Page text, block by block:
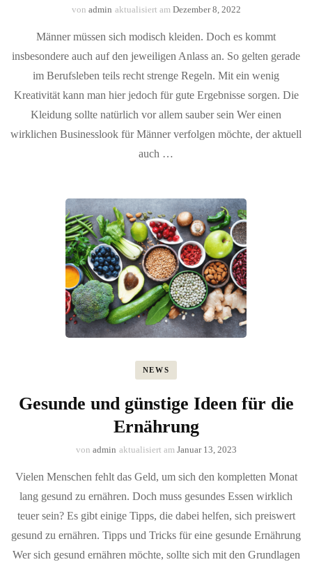
von admin aktualisiert am Dezember 8, 2022
Männer müssen sich modisch kleiden. Doch es kommt
insbesondere auch auf den jeweiligen Anlass an. So gelten gerade
im Berufsleben teils recht strenge Regeln. Mit ein wenig
Kreativität kann man hier jedoch für gute Ergebnisse sorgen. Die
Kleidung sollte natürlich vor allem sauber sein Wer einen
wirklichen Businesslook für Männer verfolgen möchte, der aktuell
auch …
NEWS
Gesunde und günstige Ideen für die
Ernährung
von admin aktualisiert am Januar 13, 2023
Vielen Menschen fehlt das Geld, um sich den kompletten Monat
lang gesund zu ernähren. Doch muss gesundes Essen wirklich
teuer sein? Es gibt einige Tipps, die dabei helfen, sich preiswert
gesund zu ernähren. Tipps und Tricks für eine gesunde Ernährung
Wer sich gesund ernähren möchte, sollte sich mit den Grundlagen